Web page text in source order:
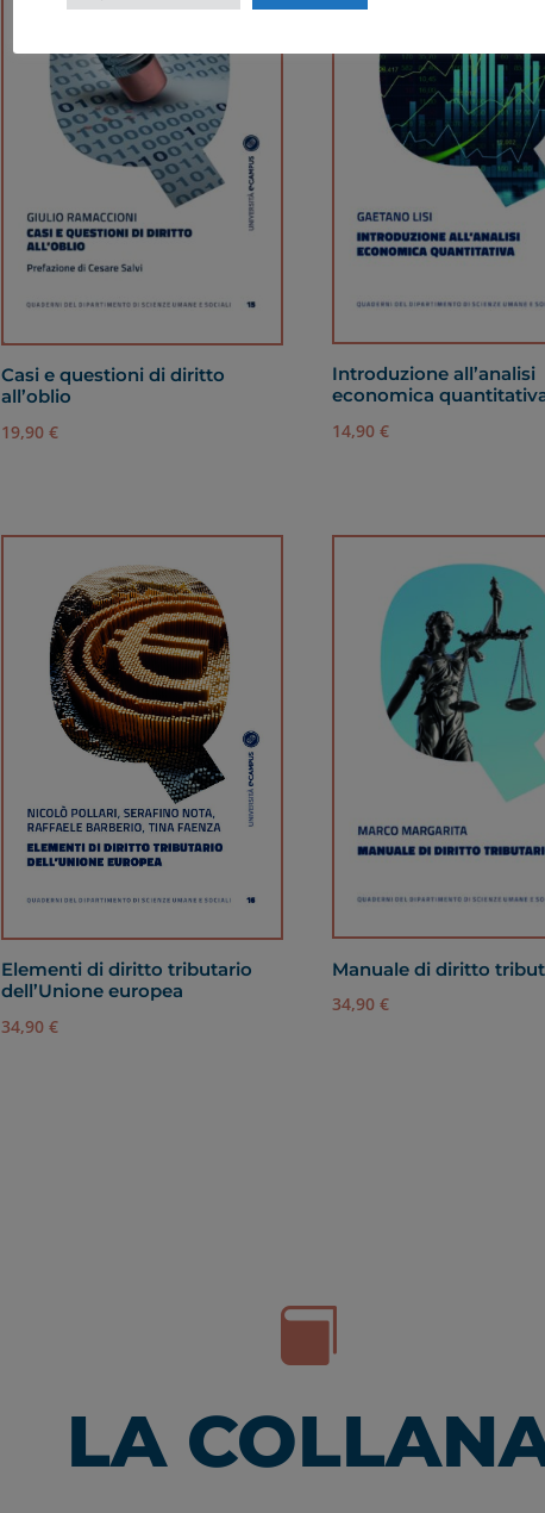
Casi e questioni di diritto
all’oblio
19,90€
Introduzione all’analisi
economica
14,90€
Elementi di diritto tributario
dell’Unione europea
34,90€
Manuale di diritto
34,90€

LA